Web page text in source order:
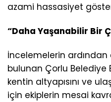
azami hassasiyet
“Daha Yaşanabilir Bir
İncelemelerin
bulunan Çorlu Belediye
kentin altyapısını ve
için ekiplerin mesai